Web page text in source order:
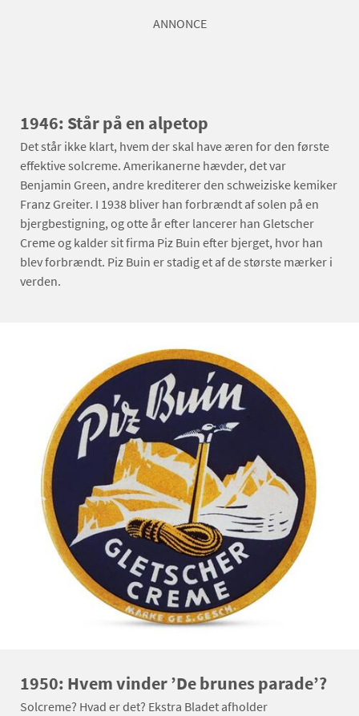
ANNONCE
1946: Står på en alpetop
Det står ikke klart, hvem der skal have æren for den første
effektive solcreme. Amerikanerne hævder, det var
Benjamin Green, andre krediterer den schweiziske kemiker
Franz Greiter. I 1938 bliver han forbrændt af solen på en
bjergbestigning, og otte år efter lancerer han Gletscher
Creme og kalder sit firma Piz Buin efter bjerget, hvor han
blev forbrændt. Piz Buin er stadig et af de største mærker i
verden.
1950: Hvem vinder ’De brunes parade’?
Solcreme? Hvad er det? Ekstra Bladet afholder